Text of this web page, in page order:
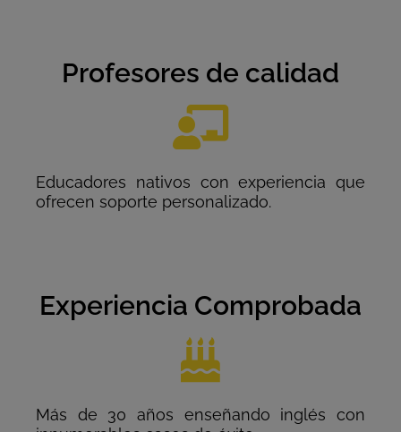
Profesores de calidad
Educadores nativos con experiencia que
ofrecen soporte personalizado.
Experiencia Comprobada
Más de 30 años enseñando inglés con